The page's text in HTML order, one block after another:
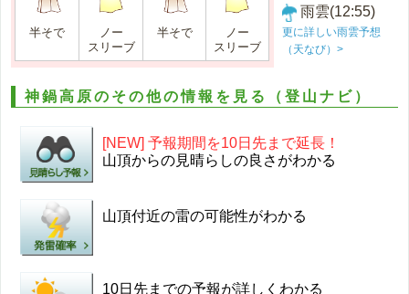
半そで
ノー
スリーブ
半そで
ノー
スリーブ
雨雲(12:55)
更に詳しい雨雲予想
（天なび）>
神鍋高原のその他の情報を見る（登山ナビ）
[NEW] 予報期間を10日先まで延長！
山頂からの見晴らしの良さがわかる
山頂付近の雷の可能性がわかる
10日先までの予報が詳しくわかる